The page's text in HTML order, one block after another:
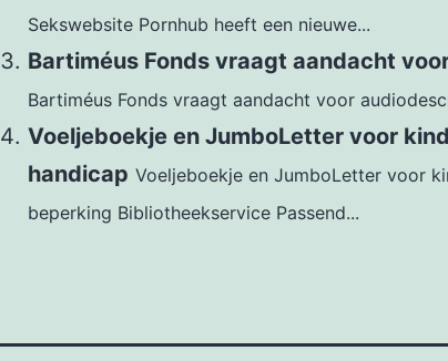
Sekswebsite Pornhub heeft een nieuwe...
Bartiméus Fonds vraagt aandacht
Bartiméus Fonds vraagt aandacht voor
Voeljeboekje en JumboLetter voor
handicap Voeljeboekje en JumboLetter voor
beperking Bibliotheekservice Passend...